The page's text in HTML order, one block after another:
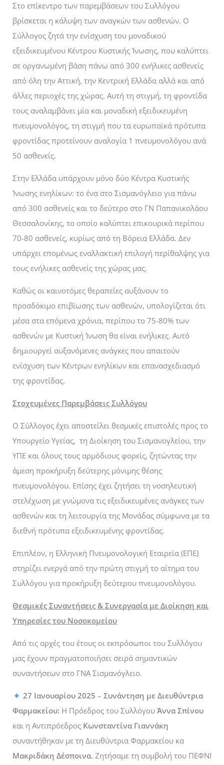
Στο επίκεντρο των παρεμβάσεων του Συλλόγου
βρίσκεται η κάλυψη των αναγκών των ασθενών. Ο
Σύλλογος ζητά την ενίσχυση του μοναδικού
εξειδικευμένου Κέντρου Κυστικής Ίνωσης, που καλύπτει
σε οργανωμένη βάση πάνω από 300 ενήλικες ασθενείς
από όλη την Αττική, την Κεντρική Ελλάδα αλλά και από
άλλες περιοχές της χώρας. Αυτή τη στιγμή, τη φροντίδα
τους αναλαμβάνει μία και μοναδική εξειδικευμένη
πνευμονολόγος, τη στιγμή που τα ευρωπαϊκά πρότυπα
φροντίδας προτείνουν αναλογία 1 πνευμονολόγου ανά
50 ασθενείς.
Στην Ελλάδα υπάρχουν μόνο δύο Κέντρα Κυστικής
Ίνωσης ενηλίκων: το ένα στο Σισμανόγλειο για πάνω
από 300 ασθενείς και το δεύτερο στο ΓΝ Παπανικολάου
Θεσσαλονίκης, το οποίο καλύπτει επικουρικά περίπου
70-80 ασθενείς, κυρίως από τη Βόρεια Ελλάδα. Δεν
υπάρχει επομένως εναλλακτική επιλογή περίθαλψης για
τους ενήλικες ασθενείς της χώρας μας.
Καθώς οι καινοτόμες θεραπείες αυξάνουν το
προσδόκιμο επιβίωσης των ασθενών, υπολογίζεται ότι
μέσα στα επόμενα χρόνια, περίπου το 75-80% των
ασθενών με Κυστική Ίνωση θα είναι ενήλικες. Αυτό
δημιουργεί αυξανόμενες ανάγκες που απαιτούν
ενίσχυση των Κέντρων ενηλίκων και επανασχεδιασμό
της φροντίδας.
Στοχευμένες Παρεμβάσεις Συλλόγου
Ο Σύλλογος έχει αποστείλει θεσμικές επιστολές προς το
Υπουργείο Υγείας, τη Διοίκηση του Σισμανογλείου, την
ΥΠΕ και όλους τους αρμόδιους φορείς, ζητώντας την
άμεση προκήρυξη δεύτερης μόνιμης θέσης
πνευμονολόγου. Επίσης έχει ζητήσει τη νοσηλευτική
στελέχωση με γνώμονα τις εξειδικευμένες ανάγκες των
ασθενών και τη λειτουργία της Μονάδας σύμφωνα με τα
διεθνή πρότυπα εξειδικευμένης φροντίδας.
Επιπλέον, η Ελληνική Πνευμονολογική Εταιρεία (ΕΠΕ)
στηρίζει ενεργά από την πρώτη στιγμή το αίτημα του
Συλλόγου για προκήρυξη δεύτερου πνευμονολόγου.
Θεσμικές Συναντήσεις & Συνεργασία με Διοίκηση και
Υπηρεσίες του Νοσοκομείου
Από τις αρχές του έτους οι εκπρόσωποι του Συλλόγου
μας έχουν πραγματοποιήσει σειρά σημαντικών
συναντήσεων στο ΓΝΑ Σισμανόγλειο.
27 Ιανουαρίου 2025 –Συνάντηση με Διευθύντρια
Φαρμακείου: Η Πρόεδρος του Συλλόγου Άννα Σπίνου
και η Αντιπρόεδρος Κωνσταντίνα Γιαννάκη
συναντήθηκαν με τη Διευθύντρια Φαρμακείου κα
Μακριδάκη Δέσποινα. Ζητήσαμε τη συμβολή του ΠΕΦΝΙ